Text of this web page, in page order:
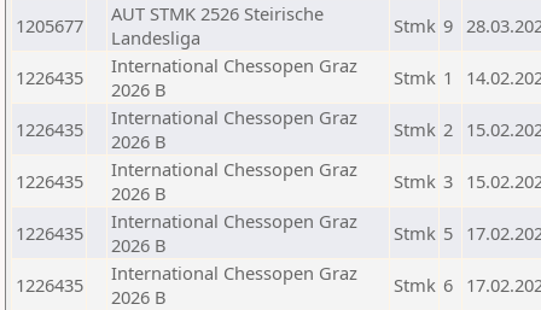
1205677
AUT STMK 2526 Steirische
Landesliga
Stmk 9
1226435
International Chessopen Graz
2026 B
Stmk 1
1226435
International Chessopen Graz
2026 B
Stmk 2
1226435
International Chessopen Graz
2026 B
Stmk 3
1226435
International Chessopen Graz
2026 B
Stmk 5
1226435
International Chessopen Graz
2026 B
Stmk 6